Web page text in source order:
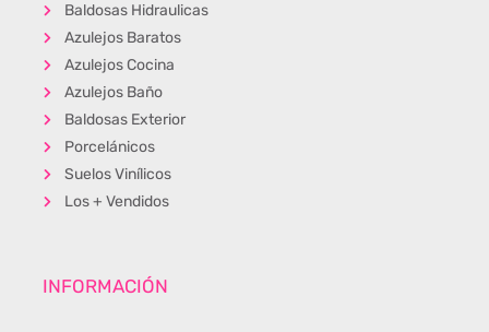
Baldosas Hidraulicas
Azulejos Baratos
Azulejos Cocina
Azulejos Baño
Baldosas Exterior
Porcelánicos
Suelos Vinílicos
Los + Vendidos
INFORMACIÓN